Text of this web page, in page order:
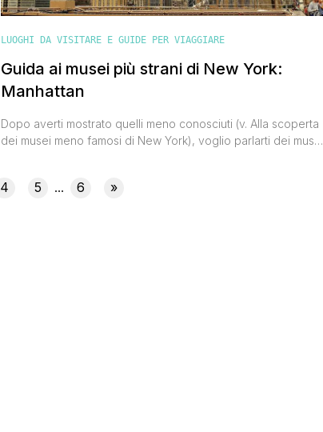
LUOGHI DA VISITARE E GUIDE PER VIAGGIARE
Guida ai musei più strani di New York:
Manhattan
Dopo averti mostrato quelli meno conosciuti (v. Alla scoperta
dei musei meno famosi di New York), voglio parlarti dei musei
itinerari classici della città. Pronto ad essere stupito? I MUSEI
4 5 ... 6 »